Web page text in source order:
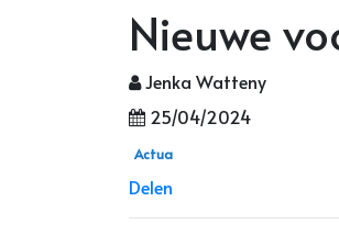
Nieuwe
Jenka Watteny
25/04/2024
Actua
Delen